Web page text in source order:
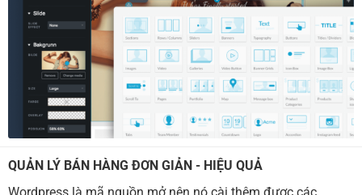
QUẢN LÝ BÁN HÀNG ĐƠN GIẢN - HIỆU QUẢ